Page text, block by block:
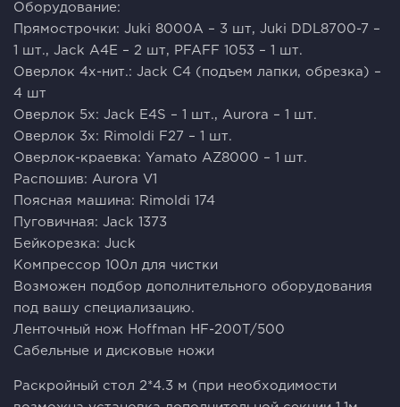
Оборудование:
Прямострочки: Juki 8000A – 3 шт, Juki DDL8700-7 –
1 шт., Jack А4Е – 2 шт, PFAFF 1053 – 1 шт.
Оверлок 4х-нит.: Jack C4 (подъем лапки, обрезка) –
4 шт
Оверлок 5х: Jack E4S – 1 шт., Aurora – 1 шт.
Оверлок 3х: Rimoldi F27 – 1 шт.
Оверлок-краевка: Yamato AZ8000 – 1 шт.
Распошив: Aurora V1
Поясная машина: Rimoldi 174
Пуговичная: Jack 1373
Бейкорезка: Juck
Компрессор 100л для чистки
Возможен подбор дополнительного оборудования
под вашу специализацию.
Ленточный нож Hoffman HF-200T/500
Сабельные и дисковые ножи
Раскройный стол 2*4.3 м (при необходимости